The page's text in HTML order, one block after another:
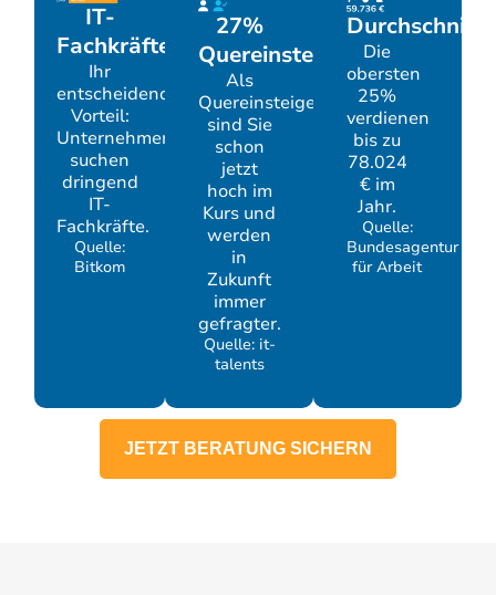
IT-
Fachkräftelücke
Ihr
entscheidender
Vorteil:
Unternehmen
suchen
dringend
IT-
Fachkräfte.
Quelle:
Bitkom
27%
Quereinsteiger
Als
Quereinsteiger
sind Sie
schon
jetzt
hoch im
Kurs und
werden
in
Zukunft
immer
gefragter.
Quelle: it-
talents
Die
obersten
25%
verdienen
bis zu
78.024
€ im
Jahr.
Quelle:
Bundesagentur
für Arbeit
JETZT BERATUNG SICHERN